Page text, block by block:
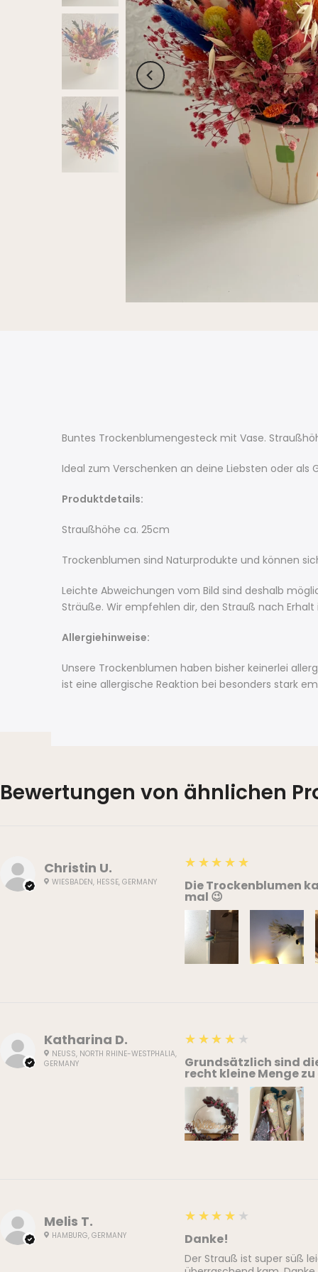
Buntes Trockenblumengesteck mit Vase.
Ideal zum Verschenken an deine Liebsten oder als
Produktdetails:
Straußhöhe ca. 25cm
Trockenblumen sind Naturprodukte und können
Leichte Abweichungen vom Bild sind deshalb
Sträuße. Wir empfehlen dir, den Strauß nach
Allergiehinweise:
Unsere Trockenblumen haben bisher keinerlei
ist eine allergische Reaktion bei besonders stark
Bewertungen von ähnlichen
Christin U.
WIESBADEN, HESSE, GERMANY
5
★★★★★
Die Trockenblumen
mal 😉
Katharina D.
NEUSS, NORTH RHINE-WESTPHALIA,
GERMANY
4
★★★★★
Grundsätzlich sind
recht kleine Menge
Melis T.
HAMBURG, GERMANY
4
★★★★★
Danke!
Der Strauß ist super süß